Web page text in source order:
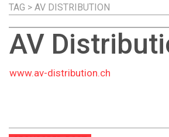
Inhalt
TAG > AV DISTRIBUTION
AV
www.av-distribution.ch